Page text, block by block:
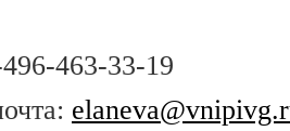
463-33-19